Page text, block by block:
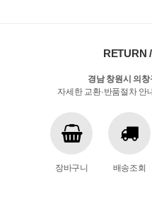
RETURN
경남 창원시 의
자세한 교환·반품절차 안
장바구니 배송조회